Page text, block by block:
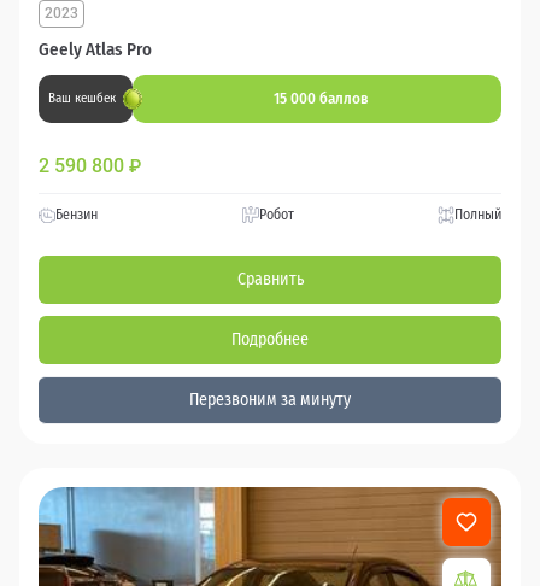
Geely Atlas Pro
2023
Ваш кешбек 15 000 баллов
2 590 800 ₽
Бензин Робот Полный
Сравнить
Подробнее
Перезвоним за минуту